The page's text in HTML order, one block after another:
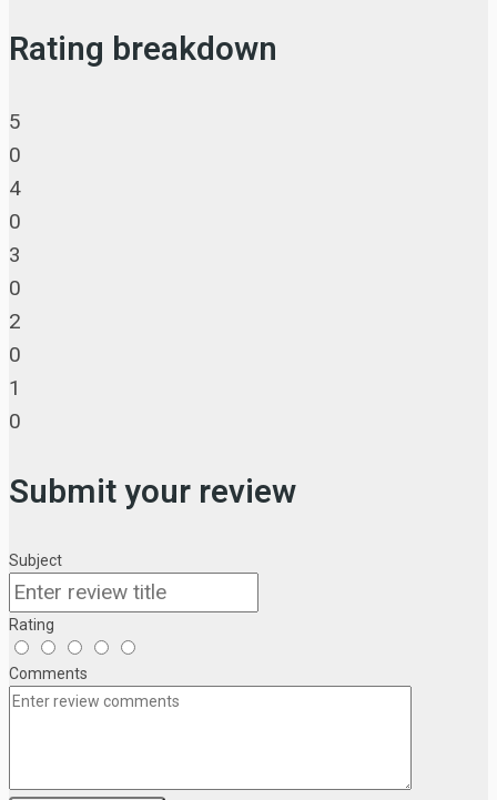
Rating breakdown
5
0
4
0
3
0
2
0
1
0
Submit your review
Subject
Rating
Comments